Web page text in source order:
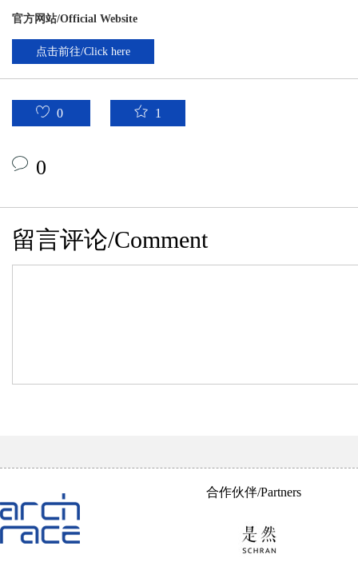
官方网站/Official Website
点击前往/Click here
0 1
0
留言评论/Comment
合作伙伴/Partners